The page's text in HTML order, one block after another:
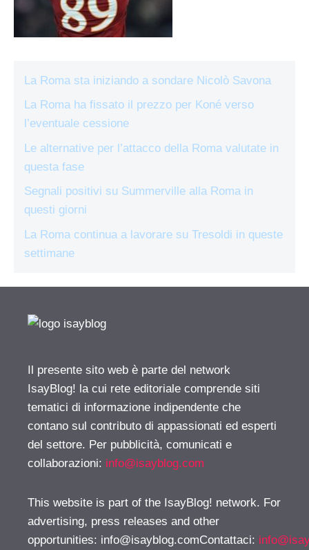
La Roma sta iniziando a sondare Nicolò Savona
La Roma ha fissato il prezzo per Koné verso
l’eventuale cessione
Le alternative per l’attacco della Roma valutate in
questa fase
Segnali positivi su Summerville alla Roma in
questi giorni
La Roma continua a lavorare su Tresoldi in queste
settimane
Il presente sito web è parte del network
IsayBlog! la cui rete editoriale comprende siti
tematici di informazione indipendente che
contano sul contributo di appassionati ed esperti
del settore. Per pubblicità, comunicati e
collaborazioni: info@isayblog.com
This website is part of the IsayBlog! network. For
advertising, press releases and other
opportunities: info@isayblog.comContattaci: